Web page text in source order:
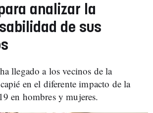
analizar la
de sus
llegado a los vecinos de la
en el diferente impacto de la
en hombres y mujeres.